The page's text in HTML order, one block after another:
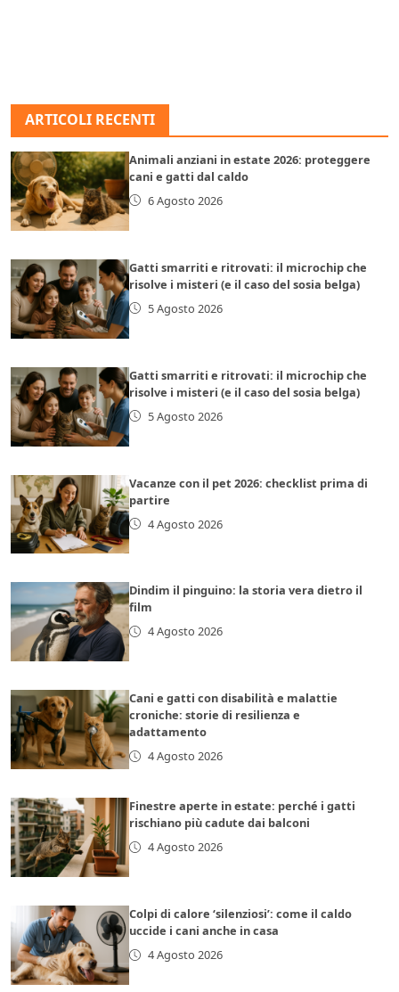
ARTICOLI RECENTI
Animali anziani in estate 2026: proteggere
cani e gatti dal caldo
6 Agosto 2026
Gatti smarriti e ritrovati: il microchip che
risolve i misteri (e il caso del sosia belga)
5 Agosto 2026
Gatti smarriti e ritrovati: il microchip che
risolve i misteri (e il caso del sosia belga)
5 Agosto 2026
Vacanze con il pet 2026: checklist prima di
partire
4 Agosto 2026
Dindim il pinguino: la storia vera dietro il
film
4 Agosto 2026
Cani e gatti con disabilità e malattie
croniche: storie di resilienza e
adattamento
4 Agosto 2026
Finestre aperte in estate: perché i gatti
rischiano più cadute dai balconi
4 Agosto 2026
Colpi di calore ‘silenziosi’: come il caldo
uccide i cani anche in casa
4 Agosto 2026